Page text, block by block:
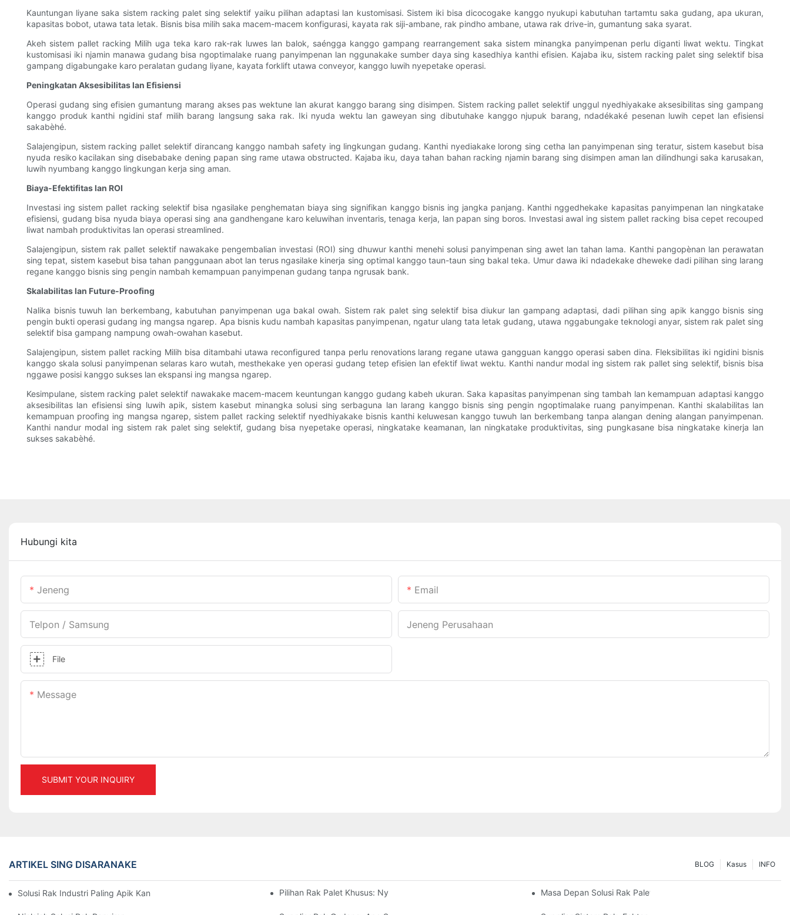
Kauntungan liyane saka sistem racking palet sing selektif yaiku pilihan adaptasi lan kustomisasi. Sistem iki bisa dicocogake kanggo nyukupi kabutuhan tartamtu saka gudang, apa ukuran,
kapasitas bobot, utawa tata letak. Bisnis bisa milih saka macem-macem konfigurasi, kayata rak siji-ambane, rak pindho ambane, utawa rak drive-in, gumantung saka syarat.
Akeh sistem pallet racking Milih uga teka karo rak-rak luwes lan balok, saéngga kanggo gampang rearrangement saka sistem minangka panyimpenan perlu diganti liwat wektu. Tingkat
kustomisasi iki njamin manawa gudang bisa ngoptimalake ruang panyimpenan lan nggunakake sumber daya sing kasedhiya kanthi efisien. Kajaba iku, sistem racking palet sing selektif bisa
gampang digabungake karo peralatan gudang liyane, kayata forklift utawa conveyor, kanggo luwih nyepetake operasi.
Peningkatan Aksesibilitas lan Efisiensi
Operasi gudang sing efisien gumantung marang akses pas wektune lan akurat kanggo barang sing disimpen. Sistem racking pallet selektif unggul nyedhiyakake aksesibilitas sing gampang
kanggo produk kanthi ngidini staf milih barang langsung saka rak. Iki nyuda wektu lan gaweyan sing dibutuhake kanggo njupuk barang, ndadékaké pesenan luwih cepet lan efisiensi
sakabèhé.
Salajengipun, sistem racking pallet selektif dirancang kanggo nambah safety ing lingkungan gudang. Kanthi nyediakake lorong sing cetha lan panyimpenan sing teratur, sistem kasebut bisa
nyuda resiko kacilakan sing disebabake dening papan sing rame utawa obstructed. Kajaba iku, daya tahan bahan racking njamin barang sing disimpen aman lan dilindhungi saka karusakan,
luwih nyumbang kanggo lingkungan kerja sing aman.
Biaya-Efektifitas lan ROI
Investasi ing sistem pallet racking selektif bisa ngasilake penghematan biaya sing signifikan kanggo bisnis ing jangka panjang. Kanthi nggedhekake kapasitas panyimpenan lan ningkatake
efisiensi, gudang bisa nyuda biaya operasi sing ana gandhengane karo keluwihan inventaris, tenaga kerja, lan papan sing boros. Investasi awal ing sistem pallet racking bisa cepet recouped
liwat nambah produktivitas lan operasi streamlined.
Salajengipun, sistem rak pallet selektif nawakake pengembalian investasi (ROI) sing dhuwur kanthi menehi solusi panyimpenan sing awet lan tahan lama. Kanthi pangopènan lan perawatan
sing tepat, sistem kasebut bisa tahan panggunaan abot lan terus ngasilake kinerja sing optimal kanggo taun-taun sing bakal teka. Umur dawa iki ndadekake dheweke dadi pilihan sing larang
regane kanggo bisnis sing pengin nambah kemampuan panyimpenan gudang tanpa ngrusak bank.
Skalabilitas lan Future-Proofing
Nalika bisnis tuwuh lan berkembang, kabutuhan panyimpenan uga bakal owah. Sistem rak palet sing selektif bisa diukur lan gampang adaptasi, dadi pilihan sing apik kanggo bisnis sing
pengin bukti operasi gudang ing mangsa ngarep. Apa bisnis kudu nambah kapasitas panyimpenan, ngatur ulang tata letak gudang, utawa nggabungake teknologi anyar, sistem rak palet sing
selektif bisa gampang nampung owah-owahan kasebut.
Salajengipun, sistem pallet racking Milih bisa ditambahi utawa reconfigured tanpa perlu renovations larang regane utawa gangguan kanggo operasi saben dina. Fleksibilitas iki ngidini bisnis
kanggo skala solusi panyimpenan selaras karo wutah, mesthekake yen operasi gudang tetep efisien lan efektif liwat wektu. Kanthi nandur modal ing sistem rak pallet sing selektif, bisnis bisa
nggawe posisi kanggo sukses lan ekspansi ing mangsa ngarep.
Kesimpulane, sistem racking palet selektif nawakake macem-macem keuntungan kanggo gudang kabeh ukuran. Saka kapasitas panyimpenan sing tambah lan kemampuan adaptasi kanggo
aksesibilitas lan efisiensi sing luwih apik, sistem kasebut minangka solusi sing serbaguna lan larang kanggo bisnis sing pengin ngoptimalake ruang panyimpenan. Kanthi skalabilitas lan
kemampuan proofing ing mangsa ngarep, sistem pallet racking selektif nyedhiyakake bisnis kanthi keluwesan kanggo tuwuh lan berkembang tanpa alangan dening alangan panyimpenan.
Kanthi nandur modal ing sistem rak palet sing selektif, gudang bisa nyepetake operasi, ningkatake keamanan, lan ningkatake produktivitas, sing pungkasane bisa ningkatake kinerja lan
sukses sakabèhé.
Hubungi kita
Jeneng Email
Telpon / Samsung Jeneng Perusahaan
File
Message
SUBMIT YOUR INQUIRY
ARTIKEL SING DISARANAKE INFO
Kasus
BLOG
Solusi Rak Industri Paling Apik Kanggo Manajemen Gudang Sing EfisienPilihan Rak Palet Khusus: Nyesuaikan Kebutuhan Panyimpenan SampeyanMasa Depan Solusi Rak Palet: Tren Lan Inovasi